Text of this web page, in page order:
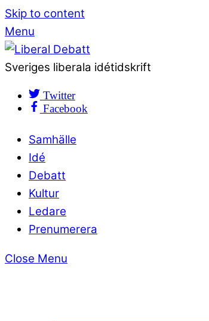
Skip to content
Menu
Sveriges liberala idétidskrift
Twitter
Facebook
Samhälle
Idé
Debatt
Kultur
Ledare
Prenumerera
Close Menu